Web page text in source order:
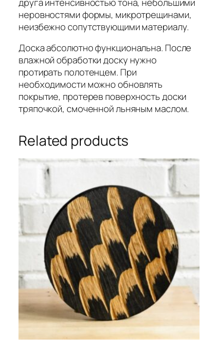
неровностями формы, микротрещинами,
неизбежно сопутствующими материалу.
Доска абсолютно функциональна. После
влажной обработки доску нужно
протирать полотенцем. При
необходимости можно обновлять
покрытие, протерев поверхность доски
тряпочкой, смоченной льняным маслом.
Related products